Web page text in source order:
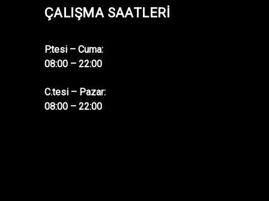
ÇALIŞMA SAATLERI
P.tesi – Cuma:
08:00 – 22:00
C.tesi – Pazar:
08:00 – 22:00